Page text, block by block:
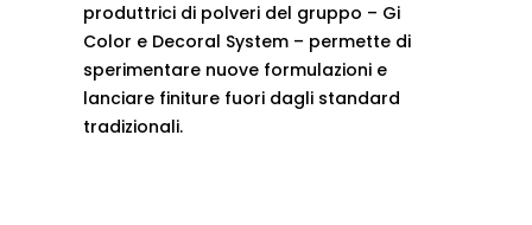
produttrici di polveri del gruppo – Gi
Color e Decoral System – permette di
sperimentare nuove formulazioni e
lanciare finiture fuori dagli standard
tradizionali.